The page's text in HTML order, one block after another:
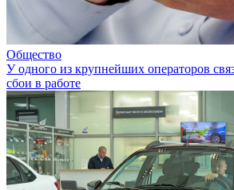
Общество
У одного из крупнейших операторов
сбои в работе